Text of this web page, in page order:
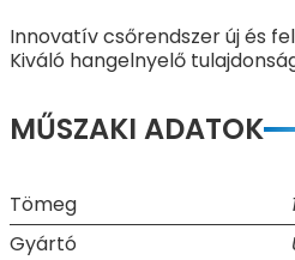
Innovatív csőrendszer új és
Kiváló hangelnyelő
MŰSZAKI ADATOK
Tömeg
Gyártó